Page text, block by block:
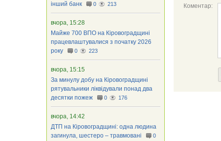
Коментар:
інший банк
0 213
вчора, 15:28
Майже 700 ВПО на Кіровоградщині
працевлаштувалися з початку 2026
року
0 223
вчора, 15:15
За минулу добу на Кіровоградщині
рятувальники ліквідували понад два
десятки пожеж
0 176
вчора, 14:42
ДТП на Кіровоградщині: одна людина
загинула, шестеро – травмовані
0